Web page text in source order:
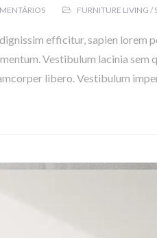
FURNITURE LIVING /
efficitur, sapien
Vestibulum lacinia
libero. Vestibulum